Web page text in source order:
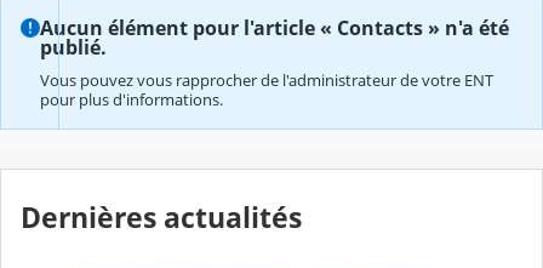
Aucun élément pour l'article « Contacts » n'a été
publié.
Vous pouvez vous rapprocher de l'administrateur de votre ENT
pour plus d'informations.
Dernières actualités